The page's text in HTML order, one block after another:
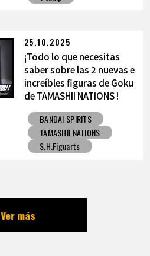
25.10.2025
¡Todo lo que necesitas
saber sobre las 2 nuevas e
increíbles figuras de Goku
de TAMASHII NATIONS !
BANDAI SPIRITS
TAMASHII NATIONS
S.H.Figuarts
Ver más